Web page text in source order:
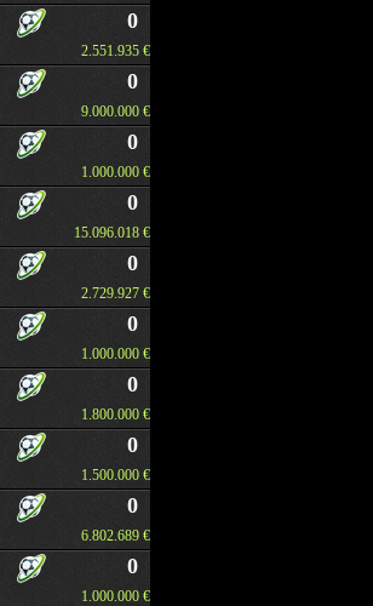
0
2.551.935 €
0
9.000.000 €
0
1.000.000 €
0
15.096.018 €
0
2.729.927 €
0
1.000.000 €
0
1.800.000 €
0
1.500.000 €
0
6.802.689 €
0
1.000.000 €